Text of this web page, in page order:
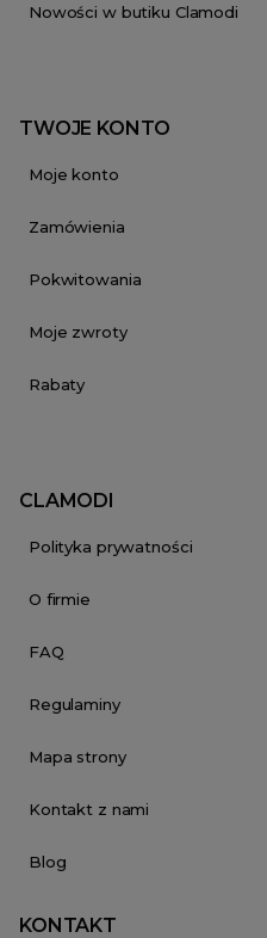
Nowości w butiku Clamodi
TWOJE KONTO
Moje konto
Zamówienia
Pokwitowania
Moje zwroty
Rabaty
CLAMODI
Polityka prywatności
O firmie
FAQ
Regulaminy
Mapa strony
Kontakt z nami
Blog
KONTAKT